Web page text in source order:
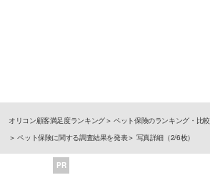
オリコン顧客満足度ランキング ペット保険のランキング・比較
ペット保険に関する調査結果を発表
写真詳細（2/6枚）
PR